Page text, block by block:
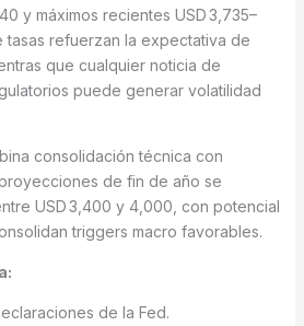
y máximos recientes USD 3,735–
tasas refuerzan la expectativa de
que cualquier noticia de
puede generar volatilidad
consolidación técnica con
de fin de año se
USD 3,400 y 4,000, con potencial
triggers macro favorables.
de la Fed.